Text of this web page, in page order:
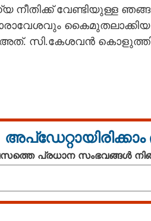
വേണ്ടിയുള്ള
കൈമുതലാക്കിയ
അത്. സി.കേശവൻ
പ്രധാന സംഭവങ്ങൾ